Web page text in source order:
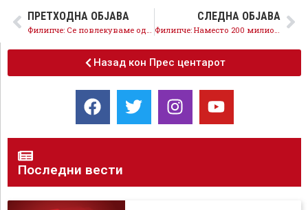
ПРЕТХОДНА ОБЈАВА СЛЕДНА ОБЈАВА
Назад кон Прес центарот
Последни вести